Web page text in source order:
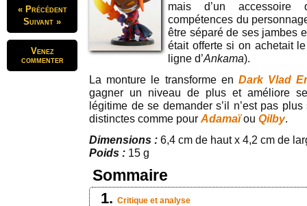
« Précédent
Suivant »
Venez
commenter
mais d’un accessoire
compétences du
être séparé de ses jambes
était offerte si on achetait
ligne d’Ankama).
La monture le transforme en Dark Vlad
gagner un niveau de plus et améliore
légitime de se demander s’il n’est pas
distinctes comme pour Adamaï ou Qilby.
Dimensions : 6,4 cm de haut x 4,2 cm de
Poids : 15 g
Sommaire
Critique et analyse